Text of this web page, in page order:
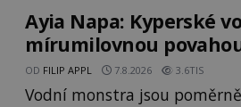
Ayia Napa: Kyperské
mírumilovnou
OD FILIP APPL 7.8.2026 3.6TIS
Vodní monstra jsou